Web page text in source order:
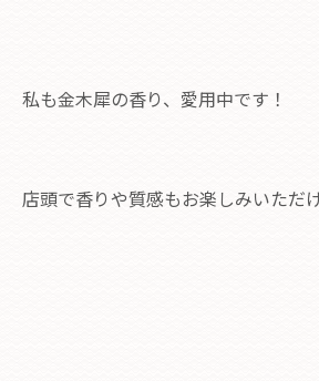
私も金木犀の香り、愛用中です！
店頭で香りや質感もお楽しみいただ